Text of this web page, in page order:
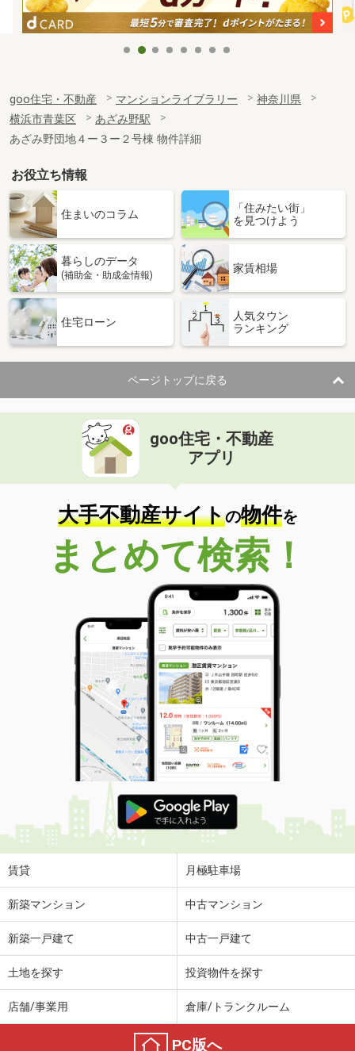
goo住宅・不動産 マンションライブラリー
神奈川県
横浜市青葉区
あざみ野駅
あざみ野団地４ー３ー２号棟 物件詳細
お役立ち情報
住まいのコラム
「住みたい街」
を見つけよう
暮らしのデータ
(補助金・助成金情報)
家賃相場
住宅ローン
人気タウン
ランキング
ページトップに戻る
goo住宅・不動産
アプリ
大手不動産サイトの物件を
まとめて検索！
賃貸 月極駐車場
新築マンション 中古マンション
新築一戸建て 中古一戸建て
土地を探す 投資物件を探す
店舗/事業用 倉庫/トランクルーム
PC版へ